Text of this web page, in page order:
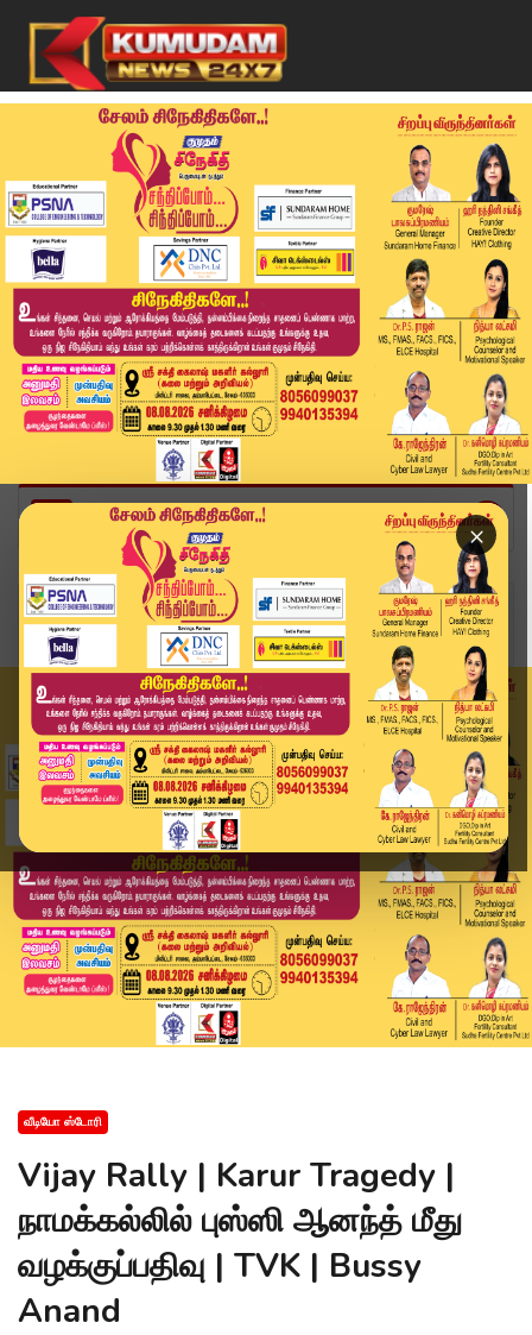
×
Home
வீடியோ ஸ்டோரி
Vijay Rally | Karur Tragedy | நாமக்கல்லில் புஸ்...
வீடியோ ஸ்டோரி
Vijay Rally | Karur Tragedy |
நாமக்கல்லில் புஸ்ஸி ஆனந்த் மீது
வழக்குப்பதிவு | TVK | Bussy
Anand